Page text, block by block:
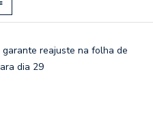
garante reajuste na folha de
dia 29